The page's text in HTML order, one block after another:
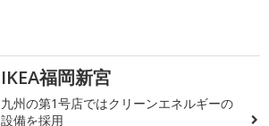
IKEA福岡新宮
九州の第1号店ではクリーンエネルギーの
設備を採用